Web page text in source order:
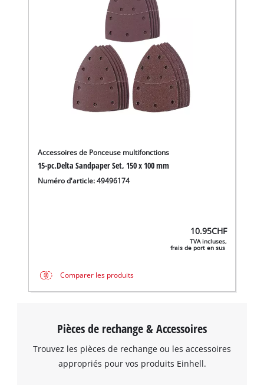
Accessoires de Ponceuse multifonctions
15-pc.Delta Sandpaper Set, 150 x 100 mm
Numéro d'article: 49496174
10.95CHF
TVA incluses,
frais de port en sus
Comparer les produits
Pièces de rechange & Accessoires
Trouvez les pièces de rechange ou les accessoires
appropriés pour vos produits Einhell.